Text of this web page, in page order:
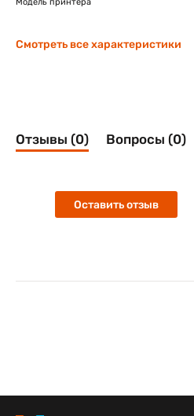
Смотреть все характеристики
Отзывы (0) Вопросы (0)
Оставить отзыв